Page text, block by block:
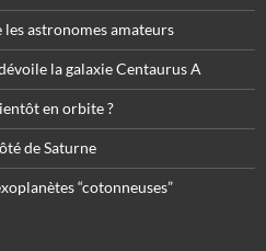
astronomes amateurs
la galaxie Centaurus A
en orbite ?
de Saturne
“cotonneuses”